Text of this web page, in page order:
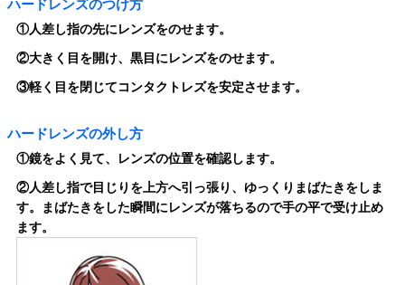
ハードレンズのつけ方
①人差し指の先にレンズをのせます。
②大きく目を開け、黒目にレンズをのせます。
③軽く目を閉じてコンタクトレズを安定させます。
ハードレンズの外し方
①鏡をよく見て、レンズの位置を確認します。
②人差し指で目じりを上方へ引っ張り、ゆっくりまばたきをしま
す。まばたきをした瞬間にレンズが落ちるので手の平で受け止め
ます。